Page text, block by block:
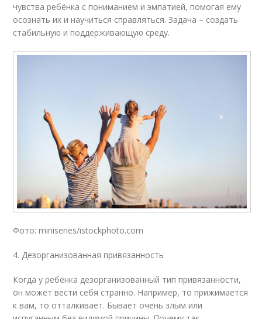
чувства ребёнка с пониманием и эмпатией, помогая ему
осознать их и научиться справляться. Задача – создать
стабильную и поддерживающую среду.
Фото: miniseries/istockphoto.com
4. Дезорганизованная привязанность
Когда у ребёнка дезорганизованный тип привязанности,
он может вести себя странно. Например, то прижимается
к вам, то отталкивает. Бывает очень злым или